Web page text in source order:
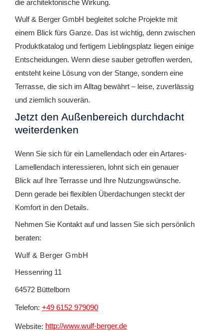
die architektonische Wirkung.
Wulf & Berger GmbH begleitet solche Projekte mit
einem Blick fürs Ganze. Das ist wichtig, denn zwischen
Produktkatalog und fertigem Lieblingsplatz liegen einige
Entscheidungen. Wenn diese sauber getroffen werden,
entsteht keine Lösung von der Stange, sondern eine
Terrasse, die sich im Alltag bewährt – leise, zuverlässig
und ziemlich souverän.
Jetzt den Außenbereich durchdacht
weiterdenken
Wenn Sie sich für ein Lamellendach oder ein Artares-
Lamellendach interessieren, lohnt sich ein genauer
Blick auf Ihre Terrasse und Ihre Nutzungswünsche.
Denn gerade bei flexiblen Überdachungen steckt der
Komfort in den Details.
Nehmen Sie Kontakt auf und lassen Sie sich persönlich
beraten:
Wulf & Berger GmbH
Hessenring 11
64572 Büttelborn
Telefon: +49 6152 979090
Website: http://www.wulf-berger.de